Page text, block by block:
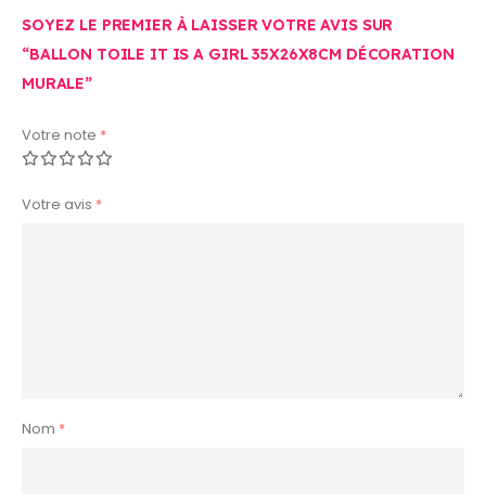
SOYEZ LE PREMIER À LAISSER VOTRE AVIS SUR
“BALLON TOILE IT IS A GIRL 35X26X8CM DÉCORATION
MURALE”
Votre note *
Votre avis *
Nom *